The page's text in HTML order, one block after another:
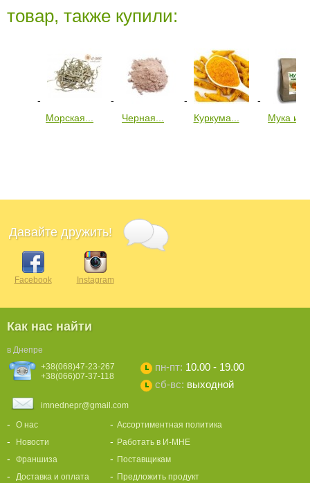
товар, также купили:
Морская... Черная... Куркума... Мука
Давайте дружить!
Facebook Instagram
Как нас найти
в Днепре
+38(068)47-23-267
+38(066)07-37-118
пн-пт: 10.00 - 19.00
сб-вс: выходной
imnednepr@gmail.com
О нас
Новости
Франшиза
Доставка и оплата
Ассортиментная политика
Работать в И-МНЕ
Поставщикам
Предложить продукт